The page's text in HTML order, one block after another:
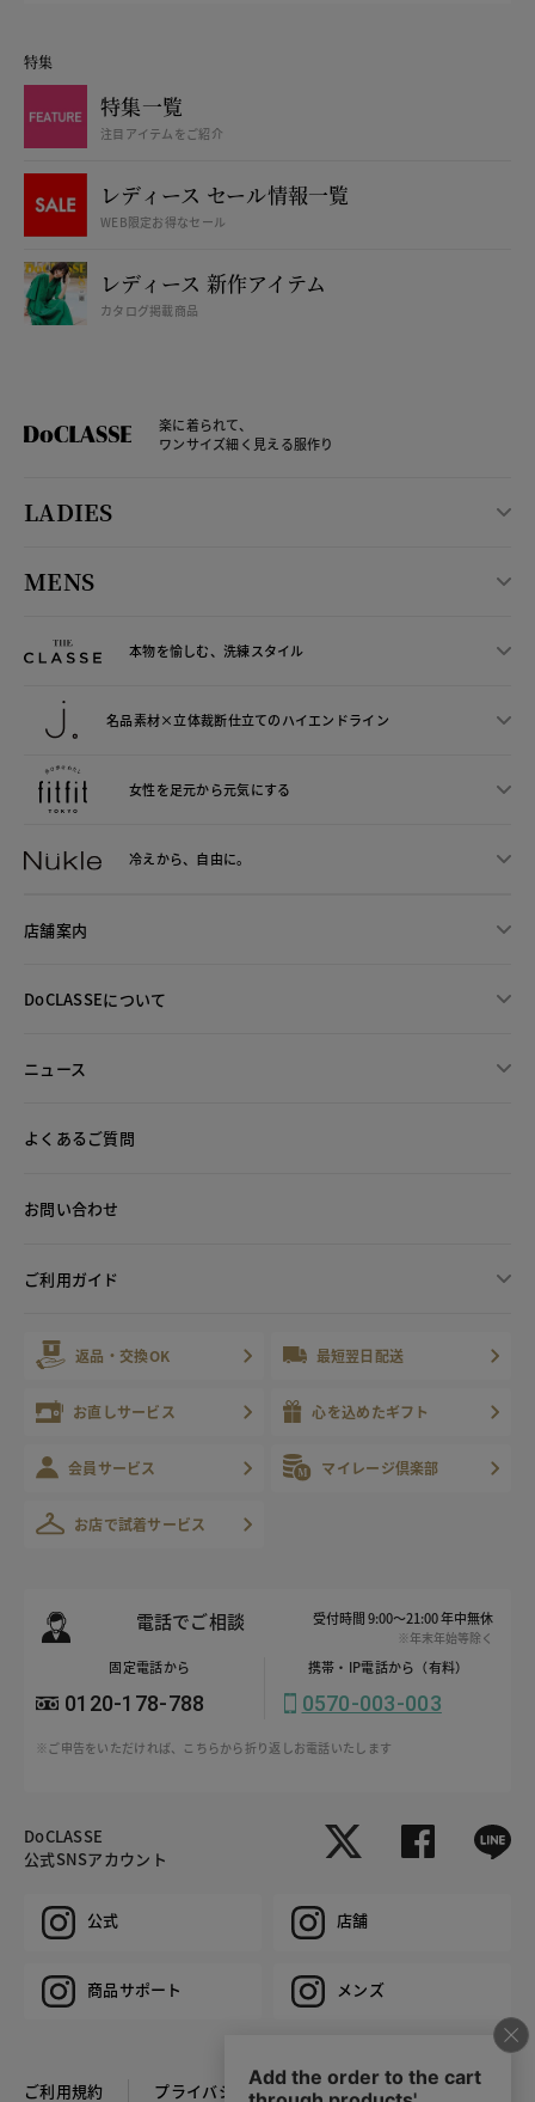
特集
特集一覧
注目アイテムをご紹介
レディース セール情報一覧
WEB限定お得なセール
レディース 新作アイテム
カタログ掲載商品
楽に着られて、
ワンサイズ細く見える服作り
LADIES
MENS
本物を愉しむ、洗練スタイル
名品素材×立体裁断仕立てのハイエンドライン
女性を足元から元気にする
冷えから、 自由に。
店舗案内
DoCLASSEについて
ニュース
よくあるご質問
お問い合わせ
ご利用ガイド
返品・交換OK 最短翌日配送
お直しサービス 心を込めたギフト
会員サービス マイレージ倶楽部
お店で試着サービス
電話でご相談 受付時間 9:00～21:00 年中無休
※年末年始等除く
固定電話から
0120-178-788
携帯・IP電話から（有料）
0570-003-003
※ご申告をいただければ、こちらから折り返しお電話いたします
DoCLASSE
公式SNSアカウント
公式 店舗
商品サポート メンズ
ご利用規約 プライバシーポリシー